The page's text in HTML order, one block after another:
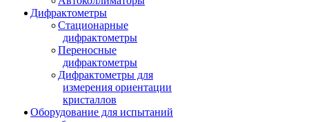
Дифрактометры
Стационарные
дифрактометры
Переносные
дифрактометры
Дифрактометры для
измерения ориентации
кристаллов
Оборудование для испытаний